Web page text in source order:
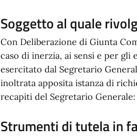
Soggetto al quale
Con Deliberazione di Giunta
caso di inerzia, ai sensi e per gli
esercitato dal Segretario
inoltrata apposita istanza di
recapiti del Segretario
Strumenti di tutela in